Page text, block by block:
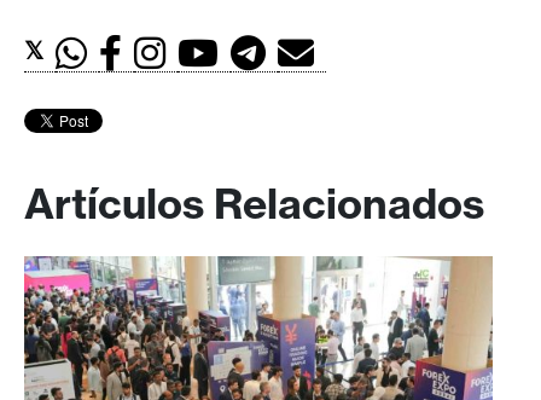
𝕏
Artículos Relacionados